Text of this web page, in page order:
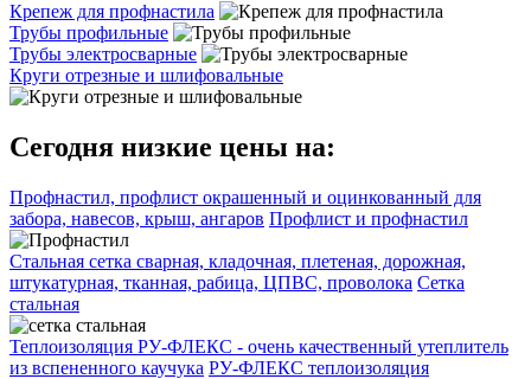
Крепеж для профнастила
Трубы профильные
Трубы электросварные
Круги отрезные и шлифовальные
Сегодня низкие цены на:
Профнастил, профлист окрашенный и оцинкованный для
забора, навесов, крыш, ангаров Профлист и профнастил
Стальная сетка сварная, кладочная, плетеная, дорожная,
штукатурная, тканная, рабица, ЦПВС, проволока Сетка
стальная
Теплоизоляция РУ-ФЛЕКС - очень качественный утеплитель
из вспененного каучука РУ-ФЛЕКС теплоизоляция